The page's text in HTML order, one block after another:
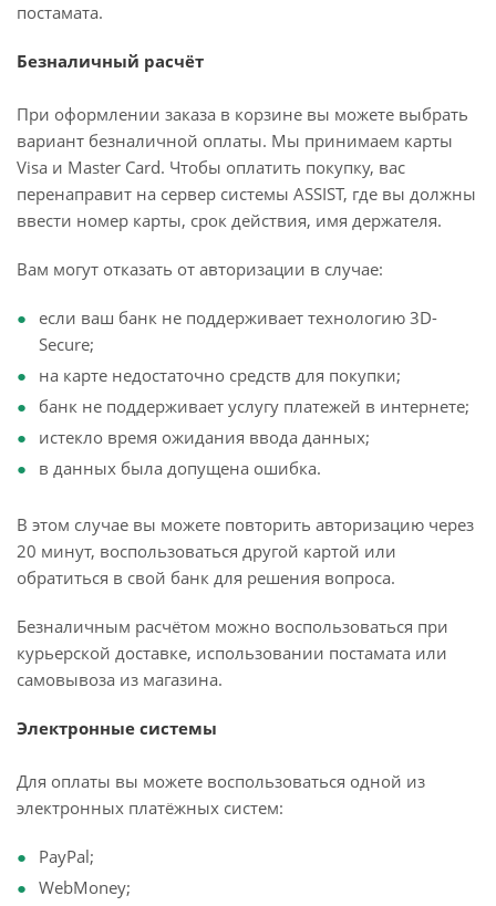
постамата.
Безналичный расчёт
При оформлении заказа в корзине вы можете выбрать
вариант безналичной оплаты. Мы принимаем карты
Visa и Master Card. Чтобы оплатить покупку, вас
перенаправит на сервер системы ASSIST, где вы должны
ввести номер карты, срок действия, имя держателя.
Вам могут отказать от авторизации в случае:
если ваш банк не поддерживает технологию 3D-
Secure;
на карте недостаточно средств для покупки;
банк не поддерживает услугу платежей в интернете;
истекло время ожидания ввода данных;
в данных была допущена ошибка.
В этом случае вы можете повторить авторизацию через
20 минут, воспользоваться другой картой или
обратиться в свой банк для решения вопроса.
Безналичным расчётом можно воспользоваться при
курьерской доставке, использовании постамата или
самовывоза из магазина.
Электронные системы
Для оплаты вы можете воспользоваться одной из
электронных платёжных систем:
PayPal;
WebMoney;